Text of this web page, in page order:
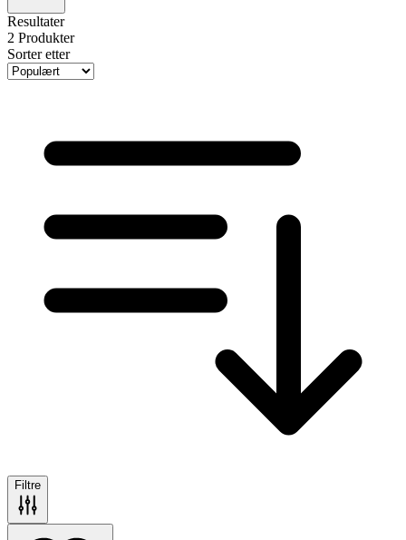
Resultater
2 Produkter
Sorter etter
Filtre